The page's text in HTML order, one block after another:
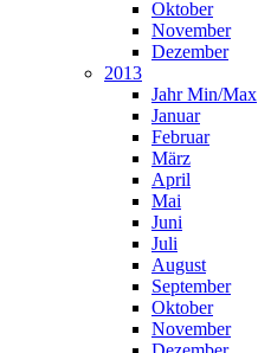
Oktober
November
Dezember
2013
Jahr Min/Max
Januar
Februar
März
April
Mai
Juni
Juli
August
September
Oktober
November